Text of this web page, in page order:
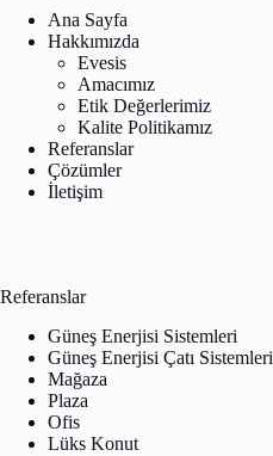
Ana Sayfa
Hakkımızda
Evesis
Amacımız
Etik Değerlerimiz
Kalite Politikamız
Referanslar
Çözümler
İletişim
Referanslar
Güneş Enerjisi Sistemleri
Güneş Enerjisi Çatı Sistemleri
Mağaza
Plaza
Ofis
Lüks Konut